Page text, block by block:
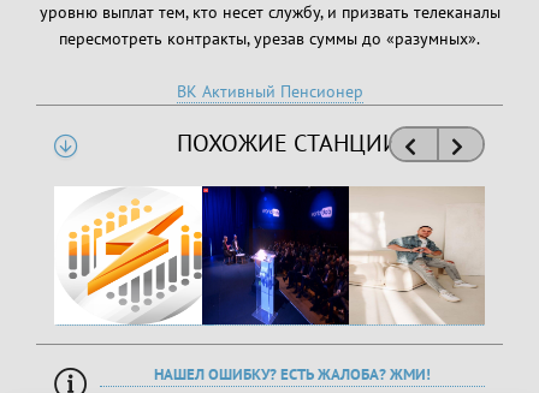
уровню выплат тем, кто несет службу, и призвать телеканалы
пересмотреть контракты, урезав суммы до «разумных».
ВК Активный Пенсионер
ПОХОЖИЕ СТАНЦИИ
НАШЕЛ ОШИБКУ? ЕСТЬ ЖАЛОБА? ЖМИ!